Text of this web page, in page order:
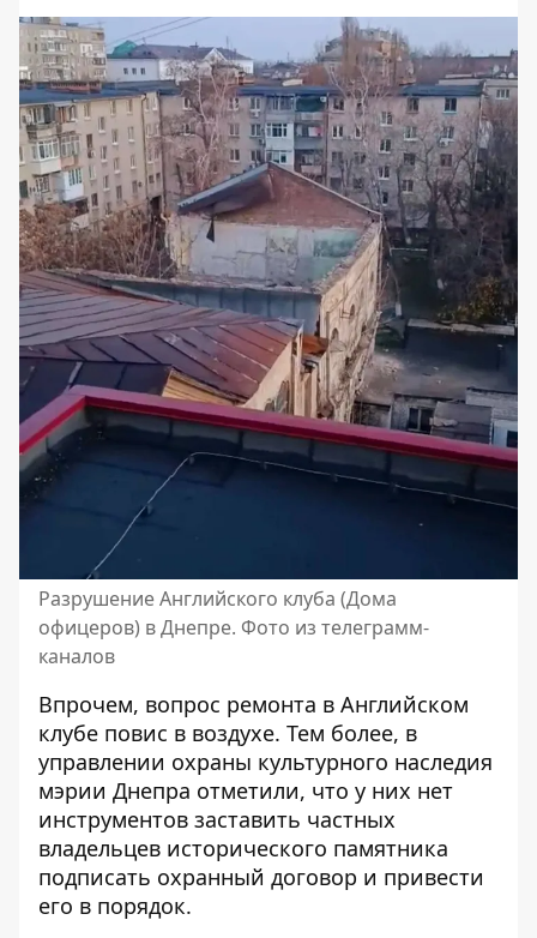
Разрушение Английского клуба (Дома
офицеров) в Днепре. Фото из телеграмм-
каналов
Впрочем, вопрос ремонта в Английском
клубе повис в воздухе. Тем более, в
управлении охраны культурного наследия
мэрии Днепра отметили, что у них нет
инструментов заставить частных
владельцев исторического памятника
подписать охранный договор и привести
его в порядок.